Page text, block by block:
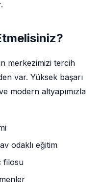
merkezimizi tercih
var. Yüksek başarı
modern altyapımızla
odaklı eğitim
filosu